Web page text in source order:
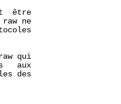
être
raw ne
qui
aux
des